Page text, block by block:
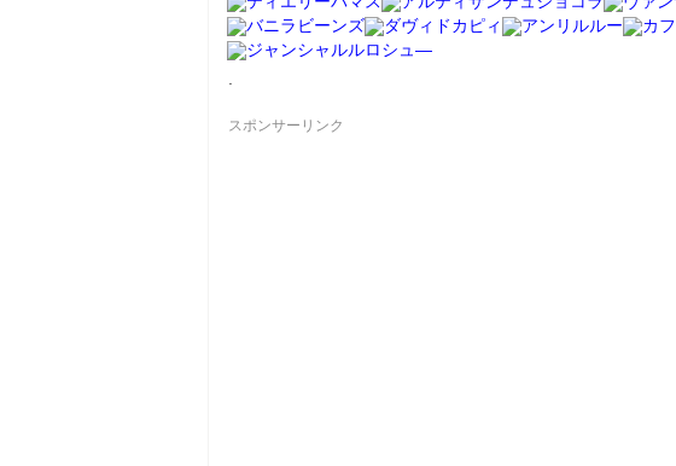
スポンサーリンク